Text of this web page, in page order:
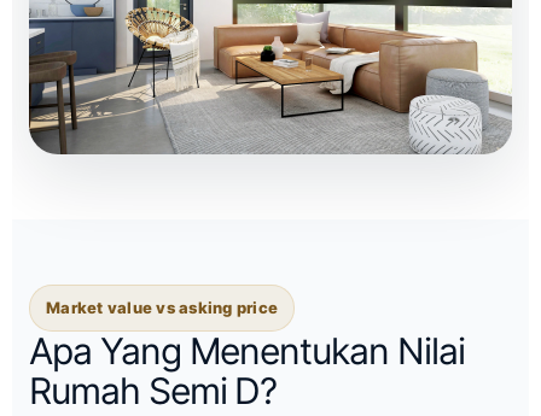
Market value vs asking price
Apa Yang Menentukan Nilai
Rumah Semi D?